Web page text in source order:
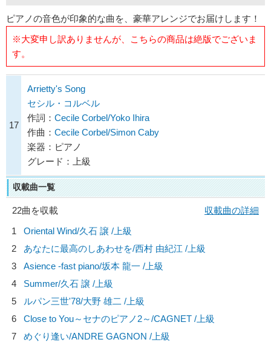
ピアノの音色が印象的な曲を、豪華アレンジでお届けします！
※大変申し訳ありませんが、こちらの商品は絶版でございま
す。
17
Arrietty's Song
セシル・コルベル
作詞： Cecile Corbel/Yoko Ihira
作曲： Cecile Corbel/Simon Caby
楽器：ピアノ
グレード：上級
収載曲一覧
22曲を収載
収載曲の詳細
1
Oriental Wind/久石 譲 /上級
2
あなたに最高のしあわせを/西村 由紀江 /上級
3
Asience -fast piano/坂本 龍一 /上級
4
Summer/久石 譲 /上級
5
ルパン三世'78/大野 雄二 /上級
6
Close to You～セナのピアノ2～/CAGNET /上級
7
めぐり逢い/ANDRE GAGNON /上級